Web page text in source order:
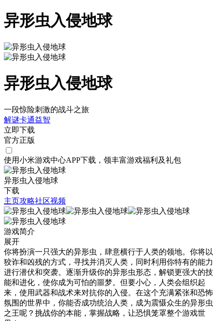
异形虫入侵地球
异形虫入侵地球
一段惊险刺激的战斗之旅
解谜卡通益智
立即下载
官方正版
使用小米游戏中心APP下载 ，领丰富游戏福利 及礼包
异形虫入侵地球
下载
主页攻略社区视频
游戏简介
展开
你将扮演一只强大的异形虫，肆意横行于人类的领地。你将以
狡诈和凶残的方式，寻找并消灭人类，同时利用你特有的能力
进行潜伏和突袭。逐渐升级你的异形虫形态，解锁更强大的技
能和进化，使你成为可怕的噩梦。但要小心，人类会组织起
来，使用武器和战术来对抗你的入侵。在这个充满紧张和恐怖
氛围的世界中，你能否成功统治人类，成为震慑众生的异形虫
之王呢？挑战你的本能，掌握战略，让恐惧笼罩整个游戏世